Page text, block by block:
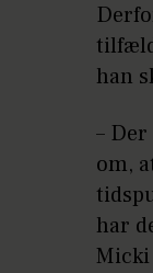
han
–
om,
har